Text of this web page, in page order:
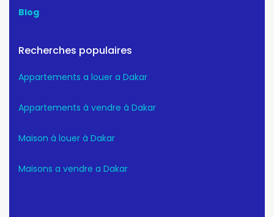
Blog
Recherches populaires
Appartements a louer a Dakar
Appartements à vendre à Dakar
Maison à louer à Dakar
Maisons a vendre a Dakar